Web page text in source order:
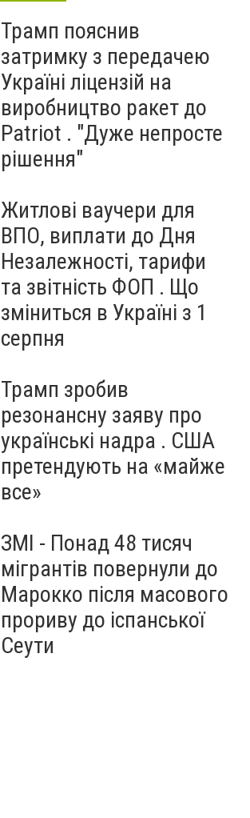
Трамп пояснив
затримку з передачею
Україні ліцензій на
виробництво ракет до
Patriot . "Дуже непросте
рішення"
Житлові ваучери для
ВПО, виплати до Дня
Незалежності, тарифи
та звітність ФОП . Що
зміниться в Україні з 1
серпня
Трамп зробив
резонансну заяву про
українські надра . США
претендують на «майже
все»
ЗМІ - Понад 48 тисяч
мігрантів повернули до
Марокко після масового
прориву до іспанської
Сеути